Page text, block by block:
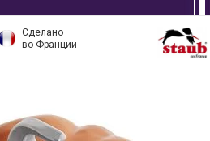
Сделано
во Франции